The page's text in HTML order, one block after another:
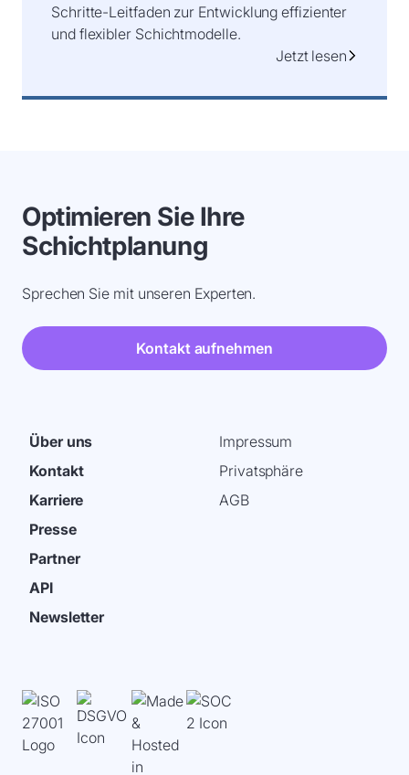
Schritte-Leitfaden zur Entwicklung effizienter
und flexibler Schichtmodelle.
Jetzt lesen
Kontakt aufnehmen
Über uns
Kontakt
Karriere
Presse
Partner
API
Newsletter
Optimieren Sie Ihre
Schichtplanung
Sprechen Sie mit unseren Experten.
Impressum
Privatsphäre
AGB